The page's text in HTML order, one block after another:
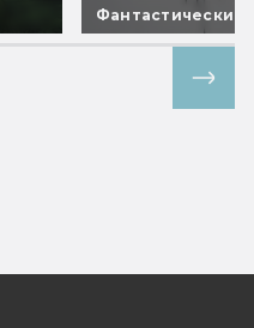
Фантастические